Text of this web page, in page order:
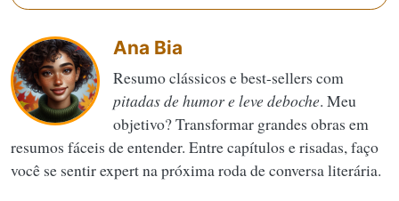
Ana Bia
Resumo clássicos e best-sellers com
pitadas de humor e leve deboche. Meu
objetivo? Transformar grandes obras em
resumos fáceis de entender. Entre capítulos e risadas, faço
você se sentir expert na próxima roda de conversa literária.